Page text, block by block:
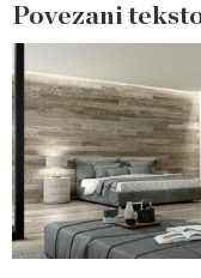
betona, cigle ili
Povezani